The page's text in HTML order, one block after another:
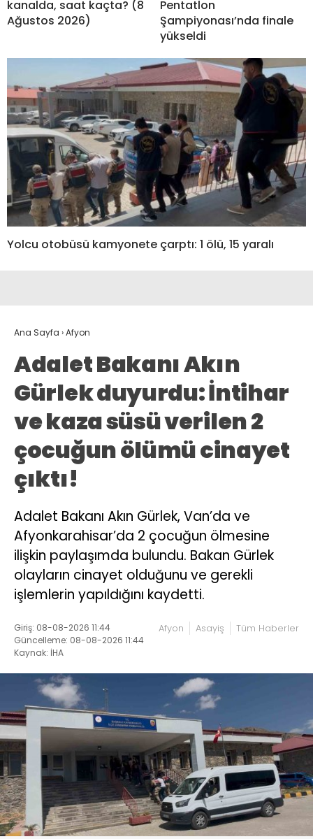
kanalda, saat kaçta? (8
Ağustos 2026)
Pentatlon
Şampiyonası’nda finale
yükseldi
Yolcu otobüsü kamyonete çarptı: 1 ölü, 15 yaralı
Ana Sayfa ›Afyon
Adalet Bakanı Akın
Gürlek duyurdu: İntihar
ve kaza süsü verilen 2
çocuğun ölümü cinayet
çıktı!
Adalet Bakanı Akın Gürlek, Van’da ve
Afyonkarahisar’da 2 çocuğun ölmesine
ilişkin paylaşımda bulundu. Bakan Gürlek
olayların cinayet olduğunu ve gerekli
işlemlerin yapıldığını kaydetti.
Giriş: 08-08-2026 11:44
Güncelleme: 08-08-2026 11:44
Kaynak: İHA
Afyon Asayiş Tüm Haberler